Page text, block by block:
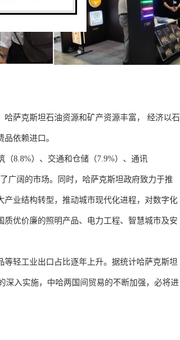
哈萨克斯坦石油资源和矿产资源丰富， 经济以石
依赖进口。
8.8%）、交通和仓储（7.9%）、通讯
广阔的市场。同时，哈萨克斯坦政府致力于推
业结构转型，推动城市现代化进程，对数字化
优价廉的照明产品、电力工程、智慧城市及安
轻工业出口占比逐年上升。据统计哈萨克斯坦
深入实施，中哈两国间贸易的不断加强，必将进